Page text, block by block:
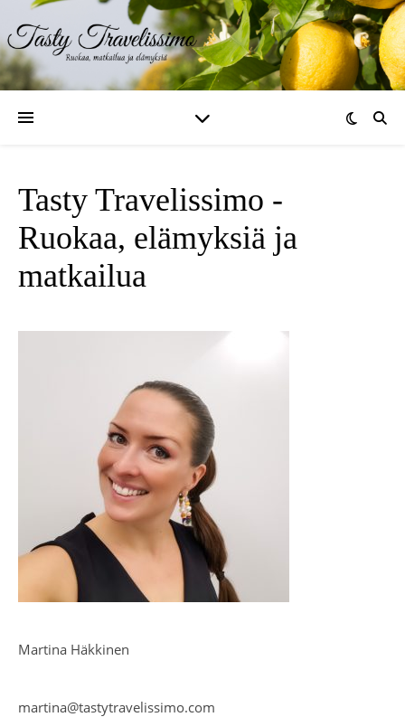
Tasty Travelissimo -
Ruokaa, elämyksiä ja
matkailua
Martina Häkkinen
martina@tastytravelissimo.com